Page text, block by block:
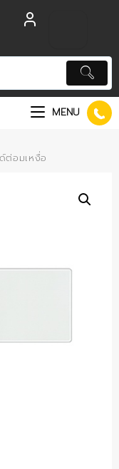
MENU
ต่อมเหงื่อ